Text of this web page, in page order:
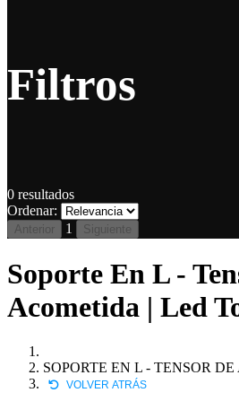
Filtros
0 resultados
Ordenar:
Anterior 1 Siguiente
Soporte En L -
Acometida | Led
SOPORTE EN L - TENSOR
VOLVER ATRÁS